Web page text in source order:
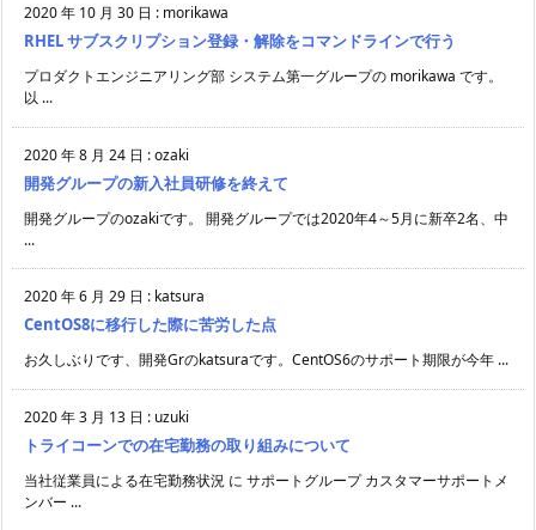
2020 年 10 月 30 日 : morikawa
RHEL サブスクリプション登録・解除をコマンドラインで行う
プロダクトエンジニアリング部 システム第一グループの morikawa です。
以 ...
2020 年 8 月 24 日 :ozaki
開発グループの新入社員研修を終えて
開発グループのozakiです。 開発グループでは2020年4～5月に新卒2名、中
...
2020 年 6 月 29 日 : katsura
CentOS8に移行した際に苦労した点
お久しぶりです、開発Grのkatsuraです。CentOS6のサポート期限が今年 ...
2020 年 3 月 13 日 : uzuki
トライコーンでの在宅勤務の取り組みについて
当社従業員による在宅勤務状況 に サポートグループ カスタマーサポートメ
ンバー ...